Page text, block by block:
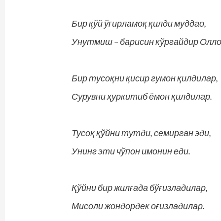
Бир қўй ўғирламоқ қилди муддао,
Унутмиш – барисин кўргайдир
Бир тусоқни қисир гумон қилдилар,
Сурувни ҳуркитиб ёмон қилдилар.
Тусоқ қўйни тутди, семирган эди,
Унинг эти чўпон имонин еди.
Қўйни бир жилғада бўғизладилар,
Мисоли жондордек оғизладилар.